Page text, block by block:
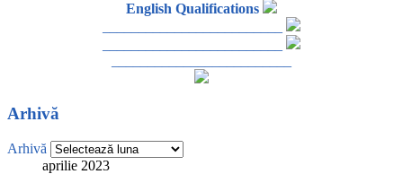
English Qualifications
Arhivă
Arhivă
aprilie 2023